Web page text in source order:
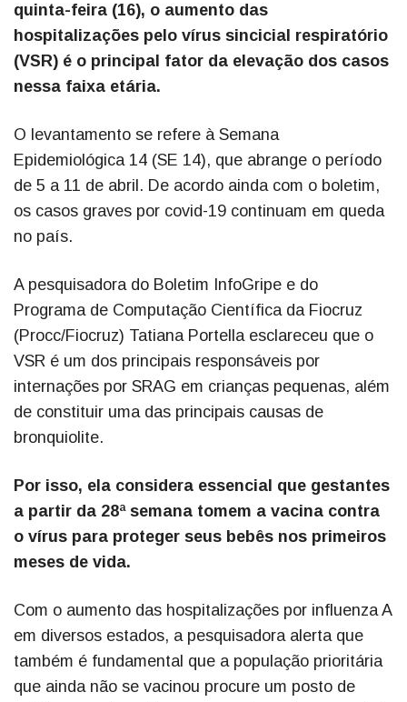
quinta-feira (16), o aumento das
hospitalizações pelo vírus sincicial respiratório
(VSR) é o principal fator da elevação dos casos
nessa faixa etária.
O levantamento se refere à Semana
Epidemiológica 14 (SE 14), que abrange o período
de 5 a 11 de abril. De acordo ainda com o boletim,
os casos graves por covid-19 continuam em queda
no país.
A pesquisadora do Boletim InfoGripe e do
Programa de Computação Científica da Fiocruz
(Procc/Fiocruz) Tatiana Portella esclareceu que o
VSR é um dos principais responsáveis por
internações por SRAG em crianças pequenas, além
de constituir uma das principais causas de
bronquiolite.
Por isso, ela considera essencial que gestantes
a partir da 28ª semana tomem a vacina contra
o vírus para proteger seus bebês nos primeiros
meses de vida.
Com o aumento das hospitalizações por influenza A
em diversos estados, a pesquisadora alerta que
também é fundamental que a população prioritária
que ainda não se vacinou procure um posto de